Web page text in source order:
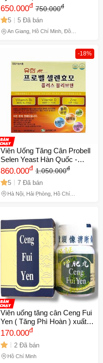
Trợ Tăng Cân, Cải Thiện Sức
Khỏe & Khai Vị Cho Người
Kém Ăn
650.000đ 750.000đ
5 5 Đã bán
An Giang, Hồ Chí Minh, Đồng
-18%
Viên Uống Tăng Cân Probell
Selen Yeast Hàn Quốc -
Vitamin Tổng Hợp 480 Viên
Hỗ Trợ Cân Bằng Dinh
Dưỡng và Năng Lượng
860.000đ 1.050.000đ
5 7 Đã bán
Hà Nội, Hải Phòng, Hồ Chí
Viên uống tăng cân Ceng Fui
Yen ( Tăng Phì Hoàn ) xuất
xứ Malaysia giúp ăn ngon
miệng, ngủ ngon - Mã 1071
657869
170.000đ
2 Đã bán
Hồ Chí Minh